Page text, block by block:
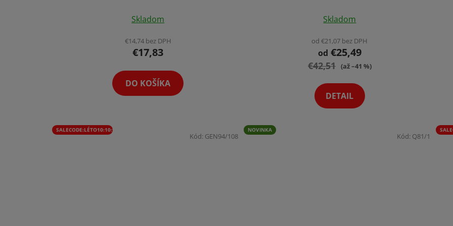
hodnotenie
produktu
je
z
Skladom
€14,74 bez DPH
€17,83
DO KOŠÍKA
hodnotenie
produktu
je
4,0
5
hviezdičiek.
Skladom
od €21,07 bez DPH
od €25,49
€42,51 (až –41 %)
DETAIL
SALECODE:LÉTO10:10:%
Kód: GEN94/108
NOVINKA
Kód: Q81/1